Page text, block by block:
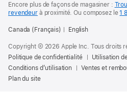
Encore plus de façons de magasiner :
revendeurà proximité. Ou composez le1
Canada (Français) English
Copyright © 2026 Apple Inc. Tous droits
Politique de confidentialité
Utilisation
Conditions d’utilisation
Ventes et
Plan du site